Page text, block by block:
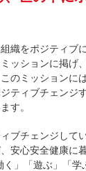
織をポジティブ
ッションに掲げ
のミッションに
ティブチェンジ
す。
ブチェンジして
安心安全健康に
く」「遊ぶ」「